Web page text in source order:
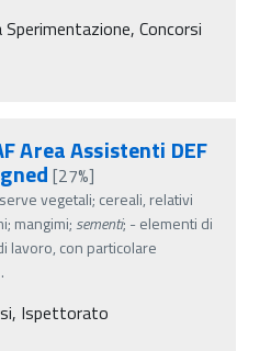
Sperimentazione, Concorsi
Area Assistenti DEF
[27%]
vegetali; cereali, relativi
mangimi; sementi; - elementi di
lavoro, con particolare
Ispettorato